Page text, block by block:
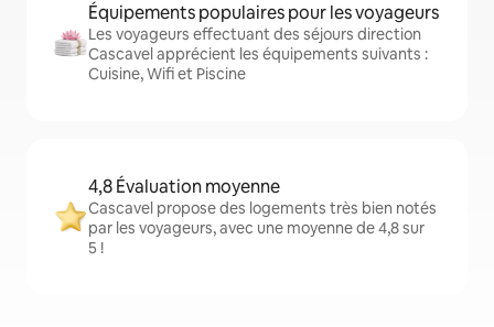
Équipements populaires pour les voyageurs
Les voyageurs effectuant des séjours direction
Cascavel apprécient les équipements suivants :
Cuisine, Wifi et Piscine
4,8 Évaluation moyenne
Cascavel propose des logements très bien notés
par les voyageurs, avec une moyenne de 4,8 sur
5 !